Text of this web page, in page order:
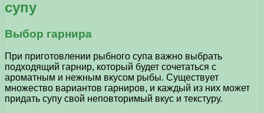
супу
Выбор гарнира
При приготовлении рыбного супа важно выбрать
подходящий гарнир, который будет сочетаться с
ароматным и нежным вкусом рыбы. Существует
множество вариантов гарниров, и каждый из них может
придать супу свой неповторимый вкус и текстуру.